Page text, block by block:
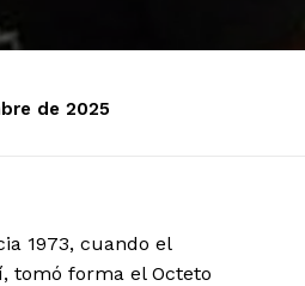
de 2025
1973, cuando el
tomó forma el Octeto